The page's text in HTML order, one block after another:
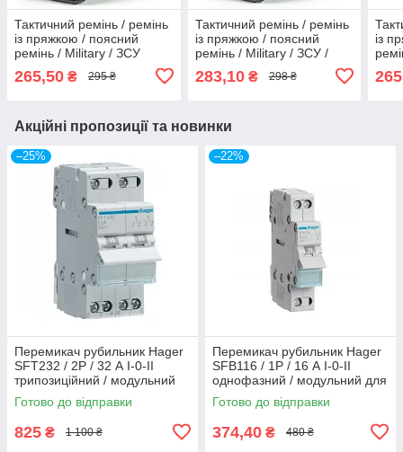
Тактичний ремінь / ремінь
із пряжкою / поясний
ремінь / Military / ЗСУ
перемикачем
265,50 ₴ 295 ₴
Тактичний ремінь / ремінь
із пряжкою / поясний
ремінь / Military / ЗСУ /
ТРО / ДСНС, коричневий,
з жовтим перемикачем
283,10₴ 298 ₴
із
Акційні пропозиції та новинки
–25%
Перемикач рубильник Hager
SFT232 / 2P / 32 А I-0-II
трипозиційний / модульний
для генератора / інвертора
Готово до відправки
825 ₴ 1 100 ₴
–22%
Перемикач рубильник Hager
SFB116 / 1P / 16 А I-0-II
однофазний / модульний для
генератора / інвертора
Готово до відправки
374,40 ₴ 480 ₴